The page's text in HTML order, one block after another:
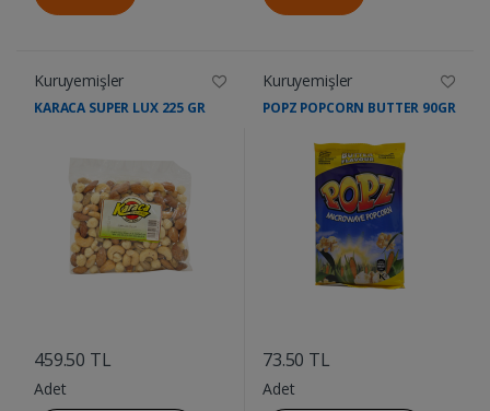
Kuruyemişler
KARACA SUPER LUX 225 GR
459.50 TL
Adet
Kuruyemişler
POPZ POPCORN BUTTER 90GR
73.50 TL
Adet